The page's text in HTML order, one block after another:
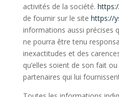
activités de la société.
de fournir sur le site https://
informations aussi précises
ne pourra être tenu
inexactitudes et des
qu’elles soient de son fait
partenaires qui lui